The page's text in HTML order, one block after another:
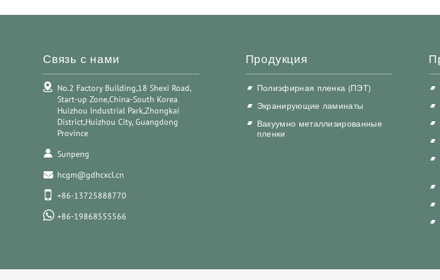
Связь с нами
No.2 Factory Building,18 Shexi Road,
Start-up Zone,China-South Korea
Huizhou Industrial Park,Zhongkai
District,Huizhou City, Guangdong
Province
Sunpeng
hcgm@gdhcxcl.cn
+86-13725888770
+86-19868555566
Продукция
Полиэфирная пленка (ПЭТ)
Экранирующие ламинаты
Вакуумно металлизированные
пленки